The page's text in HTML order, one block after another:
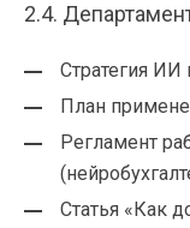
2.4.
Стратегия
План
Регламент
Статья «Как